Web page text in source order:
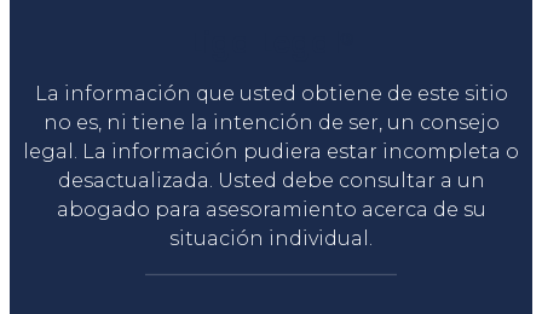
La información que usted obtiene de este sitio
no es, ni tiene la intención de ser, un consejo
legal. La información pudiera estar incompleta o
desactualizada. Usted debe consultar a un
abogado para asesoramiento acerca de su
situación individual.